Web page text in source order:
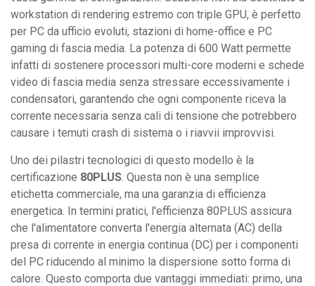
workstation di rendering estremo con triple GPU, è perfetto
per PC da ufficio evoluti, stazioni di home-office e PC
gaming di fascia media. La potenza di 600 Watt permette
infatti di sostenere processori multi-core moderni e schede
video di fascia media senza stressare eccessivamente i
condensatori, garantendo che ogni componente riceva la
corrente necessaria senza cali di tensione che potrebbero
causare i temuti crash di sistema o i riavvii improvvisi.
Uno dei pilastri tecnologici di questo modello è la
certificazione 80PLUS . Questa non è una semplice
etichetta commerciale, ma una garanzia di efficienza
energetica. In termini pratici, l'efficienza 80PLUS assicura
che l'alimentatore converta l'energia alternata (AC) della
presa di corrente in energia continua (DC) per i componenti
del PC riducendo al minimo la dispersione sotto forma di
calore. Questo comporta due vantaggi immediati: primo, una